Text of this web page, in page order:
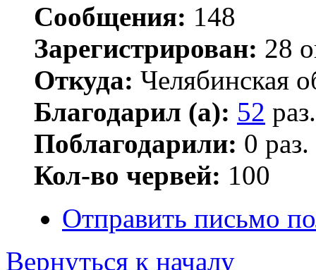
Сообщения: 148
Зарегистрирован: 28
Откуда: Челябинская
Благодарил (а): 52 раз.
Поблагодарили: 0 раз.
Кол-во червей: 100
Отправить письмо
Вернуться к началу